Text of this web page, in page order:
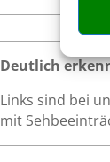
Deutlich
Links sind bei
mit